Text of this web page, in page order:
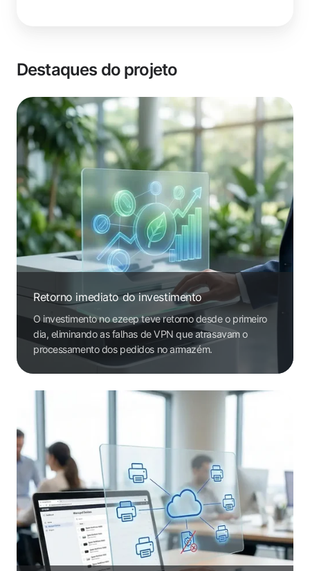
Destaques do projeto
Retorno imediato do investimento
O investimento no ezeep teve retorno desde o primeiro
dia, eliminando as falhas de VPN que atrasavam o
processamento dos pedidos no armazém.